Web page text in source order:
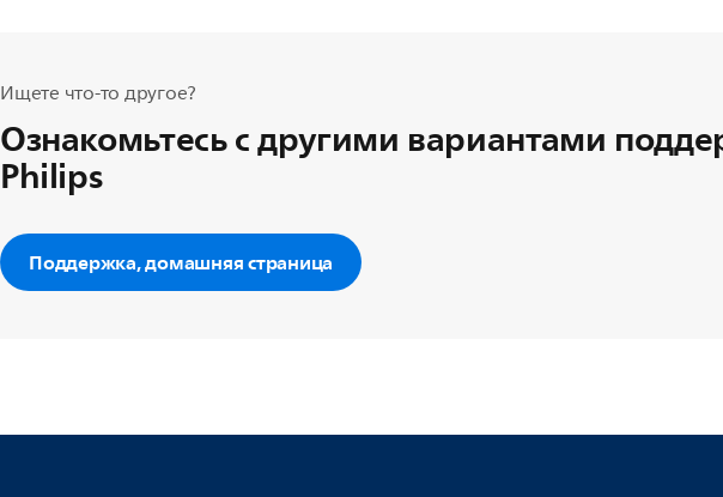
Ищете что-то другое?
Ознакомьтесь с другими вариантами
Philips
Поддержка, домашняя страница